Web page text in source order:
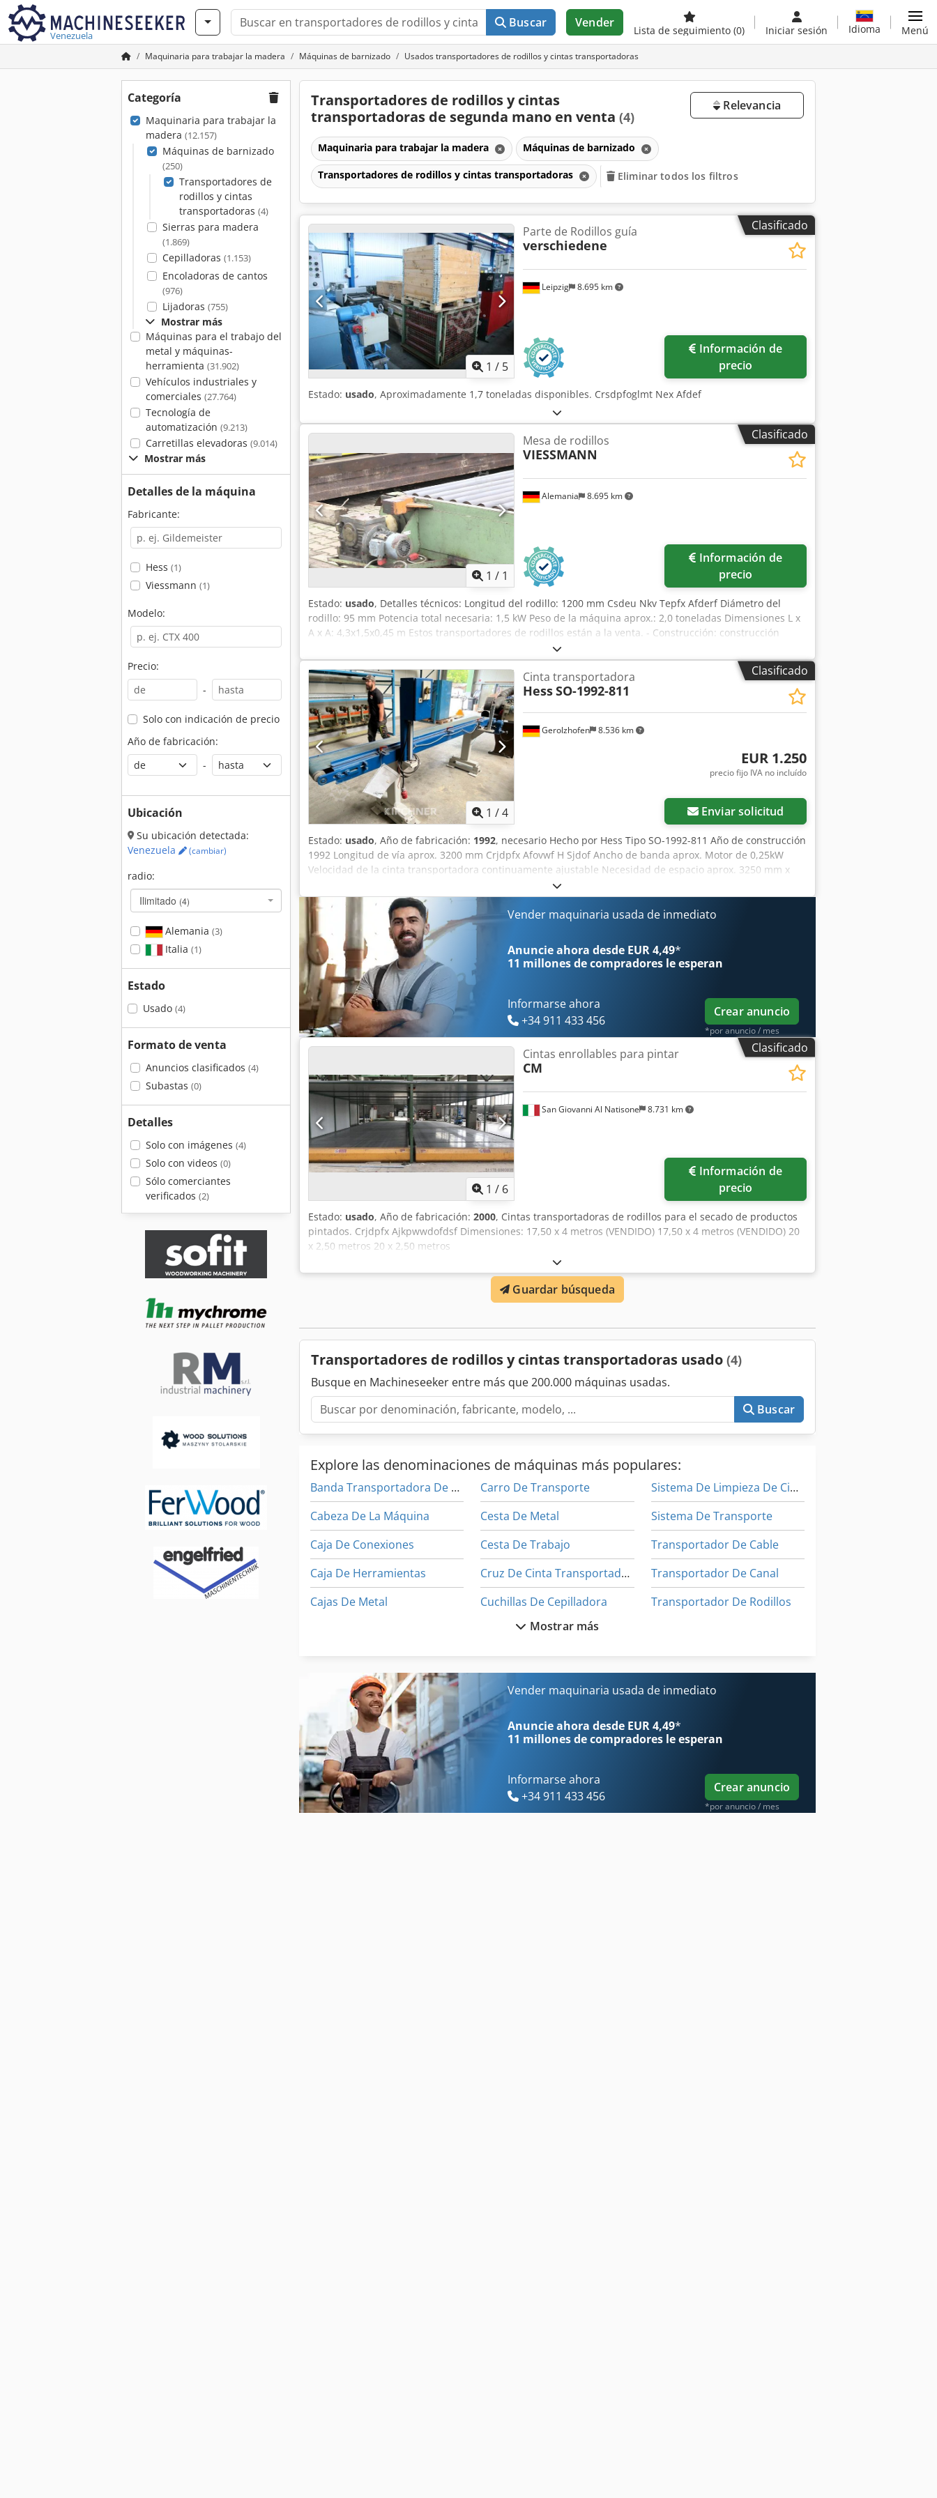
Venezuela
Buscar Vender
Lista de seguimiento (0) Iniciar sesión Idioma Menú
Maquinaria para trabajar la madera Máquinas de barnizado Usados transportadores de rodillos y cintas transportadoras
Categoría
Maquinaria para trabajar la
madera (12.157)
Máquinas de barnizado
(250)
Transportadores de
rodillos y cintas
transportadoras (4)
Sierras para madera
(1.869)
Cepilladoras (1.153)
Encoladoras de cantos
(976)
Lijadoras (755)
Mostrar más
Máquinas para el trabajo del
metal y máquinas-
herramienta (31.902)
Vehículos industriales y
comerciales (27.764)
Tecnología de
automatización (9.213)
Carretillas elevadoras (9.014)
Mostrar más
Detalles de la máquina
Fabricante:
Hess (1)
Viessmann (1)
Modelo:
Precio:
-
Solo con indicación de precio
Año de fabricación:
-
Ubicación
Su ubicación detectada:
Venezuela
(cambiar)
radio:
Ilimitado (4)
Alemania (3)
Italia (1)
Estado
Usado (4)
Formato de venta
Anuncios clasificados (4)
Subastas (0)
Detalles
Solo con imágenes (4)
Solo con videos (0)
Sólo comerciantes
verificados (2)
Transportadores de rodillos y cintas
transportadoras de segunda mano en venta (4)
Relevancia
Maquinaria para trabajar la madera Máquinas de barnizado
Transportadores de rodillos y cintas transportadoras Eliminar todos los filtros
Clasificado
1 / 5
Leipzig 8.695 km
Parte de Rodillos guía
verschiedene
precio
Estado: usado, Aproximadamente 1,7 toneladas disponibles. Crsdpfoglmt Nex Afdef
Clasificado
1 / 1
Alemania 8.695 km
Mesa de rodillos
VIESSMANN
precio
Estado: usado, Detalles técnicos: Longitud del rodillo: 1200 mm Csdeu Nkv Tepfx Afderf Diámetro del
rodillo: 95 mm Potencia total necesaria: 1,5 kW Peso de la máquina aprox.: 2,0 toneladas Dimensiones L x
A x A: 4,3x1,5x0,45 m Estos transportadores de rodillos están a la venta. - Construcción: construcción
estable de hierro en ángulo - Los rodillos son accionados por motor (380V; 2,15A con 1400 rpm) - Los
rodillos son ajustables - Tamaño de la vía del transportador: 4100x1200mm *
Clasificado
1 /4
Gerolzhofen 8.536 km
Cinta transportadora
HessSO-1992-811
EUR 1.250
precio fijo IVA no incluído
Enviar solicitud
Estado: usado, Año de fabricación: 1992, necesario Hecho por Hess Tipo SO-1992-811 Año de construcción
1992 Longitud de vía aprox. 3200 mm Crjdpfx Afovwf H Sjdof Ancho de banda aprox. Motor de 0,25kW
Velocidad de la cinta transportadora continuamente ajustable Necesidad de espacio aprox. 3250 mm x
800 mm x 1600 mm Lugar de almacenamiento 97447 Gerolzhofen, libremente cargado, desembalado
Entrega en el estado actual tal como se ve, sin revisión sin garantia ni garantia
Vender maquinaria usada de inmediato
Anuncie ahora desde EUR 4,49*
11 millones de compradores le esperan
Informarse ahora
+34 911 433 456
Crear anuncio
*por anuncio / mes
Clasificado
1 / 6
San Giovanni Al Natisone 8.731 km
Cintas enrollables para pintar
CM
precio
Estado: usado, Año de fabricación: 2000, Cintas transportadoras de rodillos para el secado de productos
pintados. Crjdpfx Ajkpwwdofdsf Dimensiones: 17,50 x 4 metros (VENDIDO) 17,50 x 4 metros (VENDIDO) 20
x 2,50 metros 20 x 2,50 metros
Guardar búsqueda
Transportadores de rodillos y cintas transportadoras usado (4)
Busque en Machineseeker entre más que 200.000 máquinas usadas.
Buscar
Explore las denominaciones de máquinas más populares:
Banda Transportadora De Cadena
Cabeza De La Máquina
Caja De Conexiones
Caja De Herramientas
Cajas De Metal
Carpeta De
Carrete De
Carro De Transporte
Cesta De Metal
Cesta De Trabajo
Cruz De Cinta Transportadora
Cuchillas De Cepilladora
Dispositivos De Control
Equipo De Taller
Sistema De Limpieza De Cinta Transportadora
Sistema De Transporte
Transportador De Cable
Transportador De Canal
Transportador De Rodillos
Mostrar más
Vender maquinaria usada de inmediato
Anuncie ahora desde EUR 4,49*
11 millones de compradores le esperan
Informarse ahora
+34 911 433 456
Crear anuncio
*por anuncio / mes